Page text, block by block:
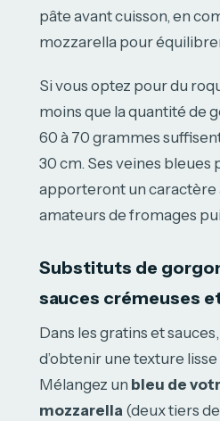
pâte avant cuisson, en
mozzarella pour
Si vous optez pour du
moins que la quantité de
60 à 70 grammes
30 cm. Ses veines bleues
apporteront un caractère
amateurs de fromages
Substituts de
sauces crémeuses
Dans les gratins et
d’obtenir une texture
Mélangez un bleu de
mozzarella (deux tiers